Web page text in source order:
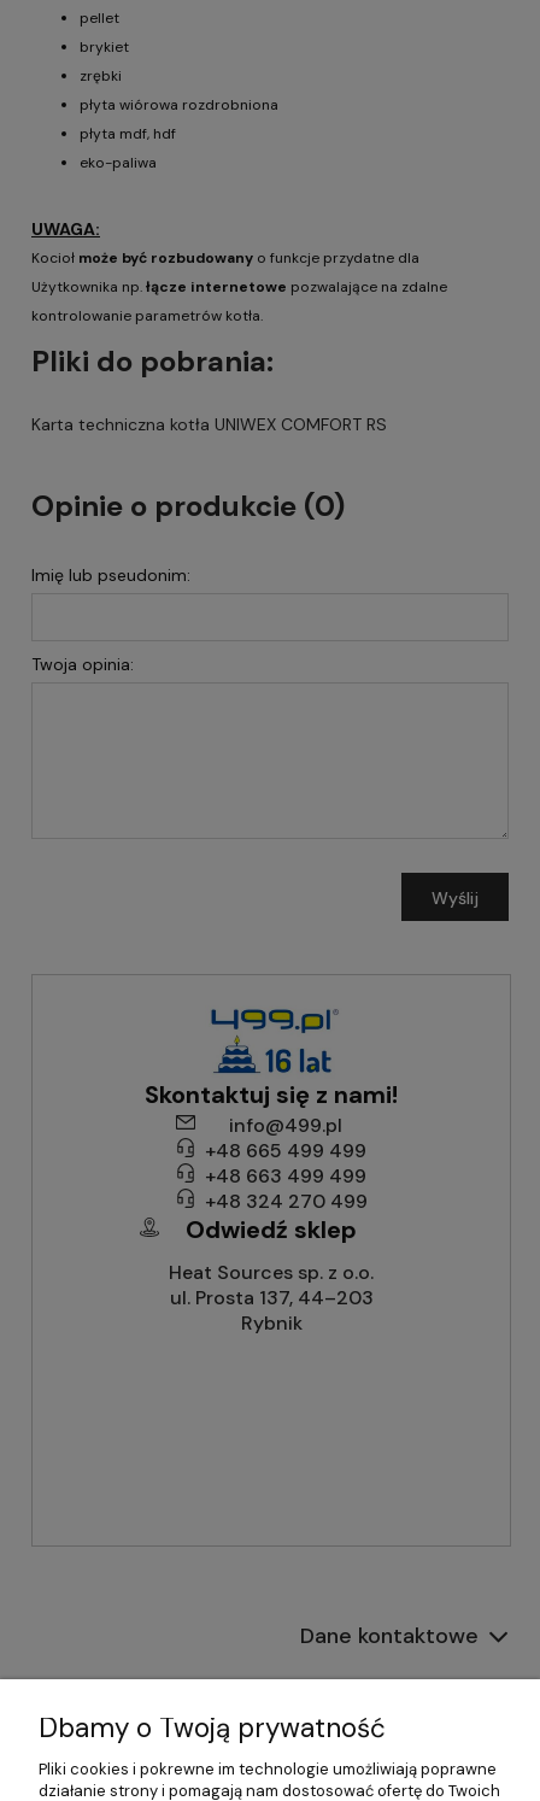
pellet
brykiet
zrębki
płyta wiórowa rozdrobniona
płyta mdf, hdf
eko-paliwa
UWAGA:
Kocioł może być rozbudowany o funkcje przydatne dla
Użytkownika np.łącze internetowe pozwalające na zdalne
kontrolowanie parametrów kotła.
Pliki do pobrania:
Karta techniczna kotła UNIWEX COMFORT RS
Opinie o produkcie (0)
Imię lub pseudonim:
Twoja opinia:
Wyślij
Skontaktuj się z nami!
info@499.pl
+48 665 499 499
+48 663 499 499
+48 324 270 499
Odwiedź sklep
Heat Sources sp. z o.o.
ul. Prosta 137, 44–203
Rybnik
Dane kontaktowe
Informacje
Płatności i dostawa
Pomoc
Dbamy o Twoją prywatność
Pliki cookies i pokrewne im technologie umożliwiają poprawne
działanie strony i pomagają nam dostosować ofertę do Twoich